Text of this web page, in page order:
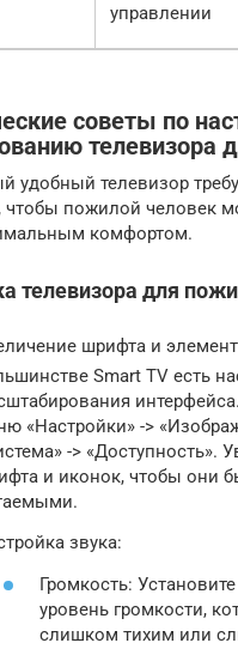
управлении
советы по
телевизора
удобный телевизор
чтобы пожилой человек
комфортом.
телевизора для
шрифта и
Smart TV есть
«Настройки» ->
-> «Доступность».
и иконок, чтобы они
звука:
Громкость:
уровень громкости,
слишком тихим или